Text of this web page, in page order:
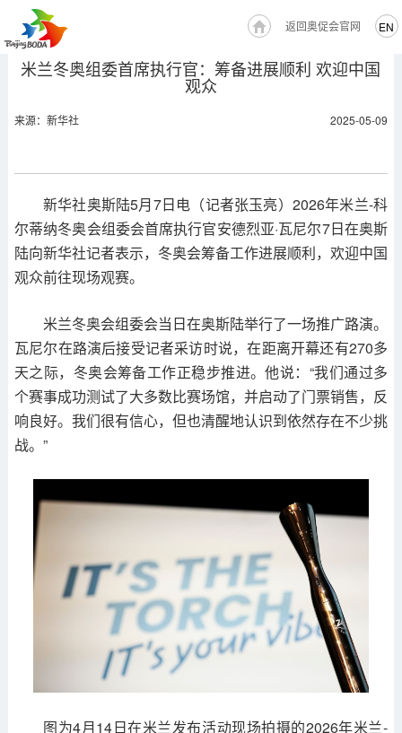
EN
返回奥促会官网
米兰冬奥组委首席执行官：筹备进展顺利 欢迎中国
观众
来源：新华社 2025-05-09
新华社奥斯陆5月7日电（记者张玉亮）2026年米兰-科
尔蒂纳冬奥会组委会首席执行官安德烈亚·瓦尼尔7日在奥斯
陆向新华社记者表示，冬奥会筹备工作进展顺利，欢迎中国
观众前往现场观赛。
米兰冬奥会组委会当日在奥斯陆举行了一场推广路演。
瓦尼尔在路演后接受记者采访时说，在距离开幕还有270多
天之际，冬奥会筹备工作正稳步推进。他说：“我们通过多
个赛事成功测试了大多数比赛场馆，并启动了门票销售，反
响良好。我们很有信心，但也清醒地认识到依然存在不少挑
战。”
图为4月14日在米兰发布活动现场拍摄的2026年米兰-